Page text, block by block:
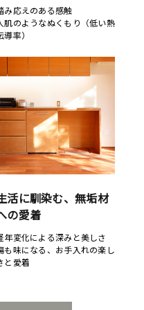
み応えのある感触
肌のようなぬくもり（低い熱
導率）
活に馴染む、無垢材
の愛着
年変化による深みと美しさ
も味になる、お手入れの楽し
と愛着